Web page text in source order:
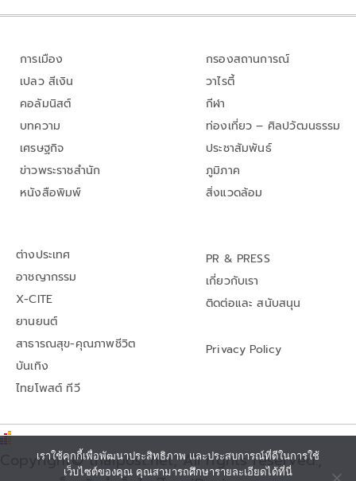
การเมือง
เปลว สีเงิน
คอลัมนิสต์
บทความ
เศรษฐกิจ
ข่าวพระราชสำนัก
หนังสือพิมพ์
กรองสถานการณ์
วาไรตี้
กีฬา
ท่องเที่ยว – ศิลปวัฒนธรรม
ประชาสัมพันธ์
ภูมิภาค
สิ่งแวดล้อม
ต่างประเทศ
อาชญากรรม
X-CITE
ยานยนต์
สาธารณสุข-คุณภาพชีวิต
บันเทิง
ไทยโพสต์ ทีวี
PR & PRESS
เกี่ยวกับเรา
ติดต่อและ สนับสนุน
Privacy Policy
Copyright© thaipost.net, All rights reserved.,
เราใช้คุกกี้เพื่อพัฒนาประสิทธิภาพ และประสบการณ์ที่ดีในการใช้
เว็บไซต์ของคุณ คุณสามารถศึกษารายละเอียดได้ที่นี่